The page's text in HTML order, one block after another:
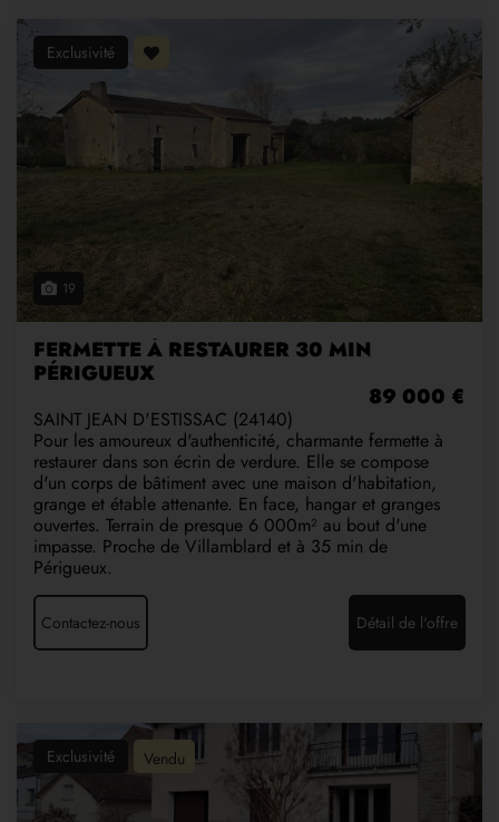
Exclusivité
19
FERMETTE À RESTAURER 30 MIN
PÉRIGUEUX
89 000 €
SAINT JEAN D'ESTISSAC (24140)
Pour les amoureux d'authenticité, charmante fermette à
restaurer dans son écrin de verdure. Elle se compose
d'un corps de bâtiment avec une maison d'habitation,
grange et étable attenante. En face, hangar et granges
ouvertes. Terrain de presque 6 000m² au bout d'une
impasse. Proche de Villamblard et à 35 min de
Périgueux.
Contactez-nous Détail de l'offre
Exclusivité Vendu